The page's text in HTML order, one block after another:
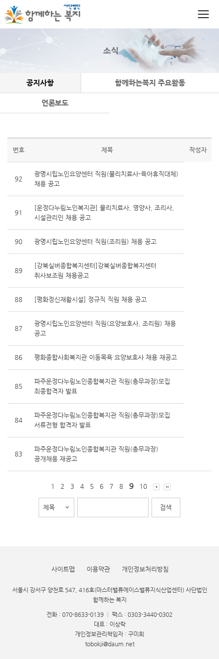
소식
공지사항 함께하는복지 주요활동
언론보도
번호 제목 작성자
92
광명시립노인요양센터 직원(물리치료사-육아휴직대체)
채용 공고
91
[운정다누림노인복지관] 물리치료사, 영양사, 조리사,
시설관리인 채용 공고
90 광명시립노인요양센터 직원(조리원) 채용 공고
89
[강북실버종합복지센터]강북실버종합복지센터
취사보조원 채용공고
88 [평화정신재활시설] 정규직 직원 채용 공고
87
광명시립노인요양센터 직원(요양보호사, 조리원) 채용
공고
86 평화종합사회복지관 이동목욕 요양보호사 채용 재공고
85
파주운정다누림노인종합복지관 직원(총무과장)모집
최종합격자 발표
84
파주운정다누림노인종합복지관 직원(총무과장)모집
서류전형 합격자 발표
83
파주운정다누림노인종합복지관 직원(총무과장)
공개채용 재공고
1 2 3 4 5 6 7 8 9 10
사이트맵 이용약관 개인정보처리방침
서울시 강서구 양천로 547, 416호(마스터밸류에이스밸류지식산업센터) 사단법인
함께하는 복지
전화 : 070-8633-0139
팩스 : 0303-3440-0302
대표 : 이상락
개인정보관리책임자 : 구미희
tobokji@daum.net